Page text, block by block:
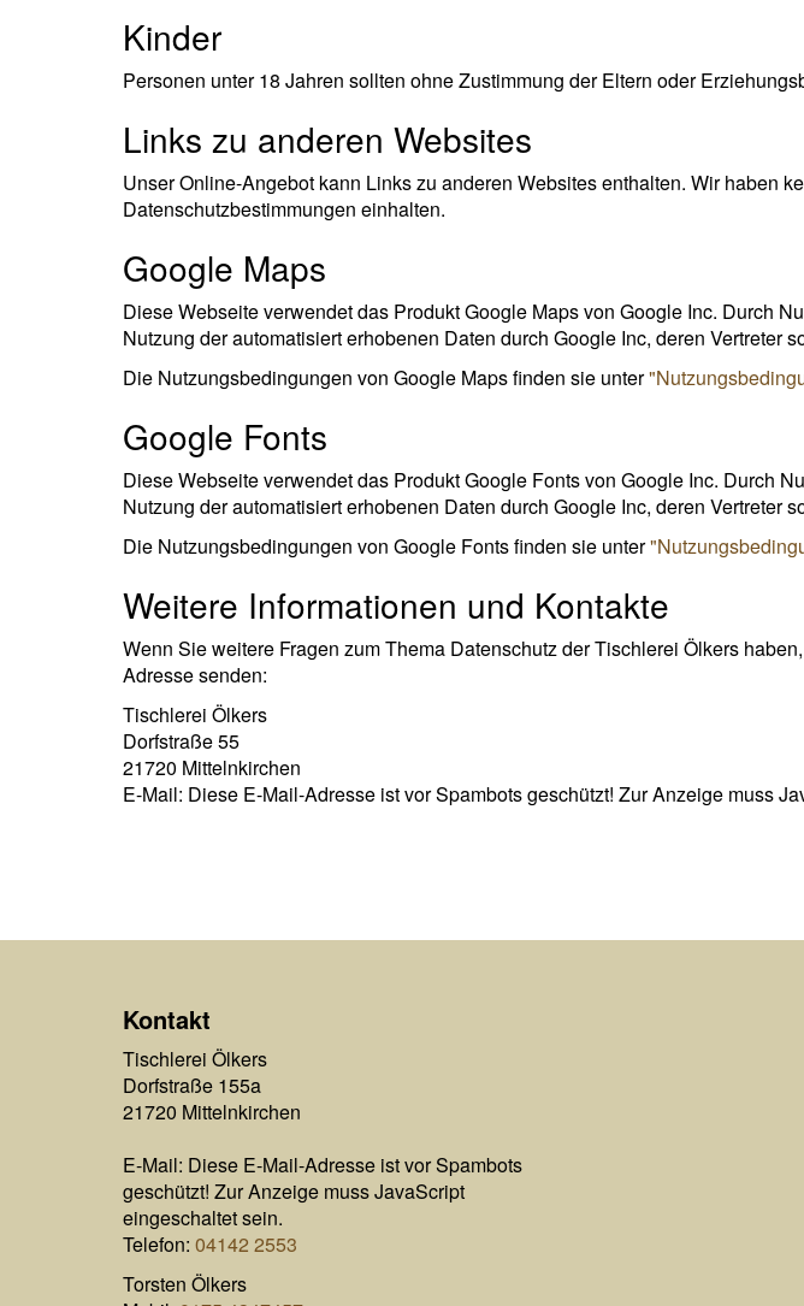
Kinder
Personen unter 18 Jahren sollten ohne Zustimmung der Eltern oder
Links zu anderen Websites
Unser Online-Angebot kann Links zu anderen Websites enthalten. Wir haben
Datenschutzbestimmungen einhalten.
Google Maps
Diese Webseite verwendet das Produkt Google Maps von Google Inc. Durch
Nutzung der automatisiert erhobenen Daten durch Google Inc, deren Vertreter
Die Nutzungsbedingungen von Google Maps finden sie unter
Google Fonts
Diese Webseite verwendet das Produkt Google Fonts von Google Inc. Durch
Nutzung der automatisiert erhobenen Daten durch Google Inc, deren Vertreter
Die Nutzungsbedingungen von Google Fonts finden sie unter
Weitere Informationen und Kontakte
Wenn Sie weitere Fragen zum Thema Datenschutz der Tischlerei Ölkers
Adresse senden:
Tischlerei Ölkers
Dorfstraße 55
21720 Mittelnkirchen
E-Mail: Diese E-Mail-Adresse ist vor Spambots geschützt! Zur Anzeige muss
Kontakt
Tischlerei Ölkers
Dorfstraße 155a
21720 Mittelnkirchen
E-Mail: Diese E-Mail-Adresse ist vor Spambots
geschützt! Zur Anzeige muss JavaScript
eingeschaltet sein.
Telefon: 04142 2553
Torsten Ölkers